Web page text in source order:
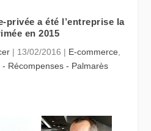
privée a été l’entreprise la
en 2015
| 13/02/2016 | E-commerce
- Récompenses - Palmarès